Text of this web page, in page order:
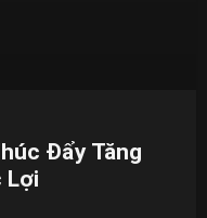
Đẩy Tăng
Lợi